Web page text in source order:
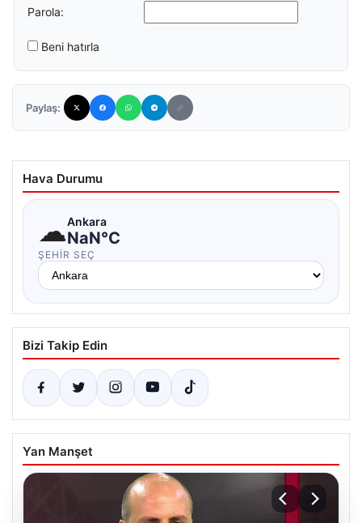
Parola:
Beni hatırla
Paylaş:
Hava Durumu
☁Ankara
NaN°C
ŞEHIR SEÇ
Bizi Takip Edin
Yan Manşet